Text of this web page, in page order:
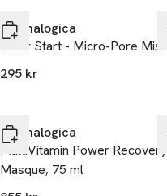
Dermalogica
Clear Start - Micro-Pore Mist
295 kr
Dermalogica
MultiVitamin Power Recovery
Masque, 75 ml